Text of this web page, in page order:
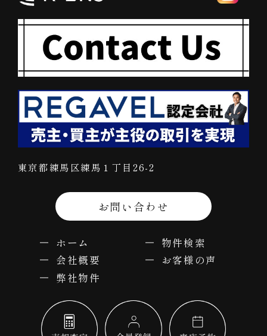
東京都練馬区練馬１丁目26-2
お問い合わせ
ホーム
物件検索
会社概要
お客様の声
弊社物件